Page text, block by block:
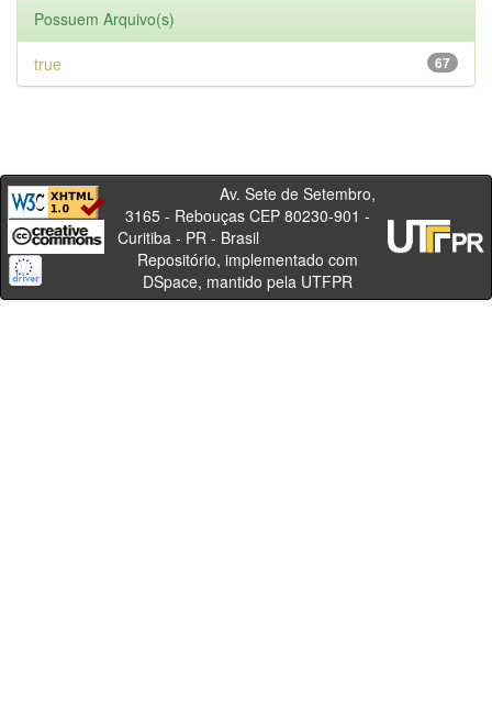
Possuem Arquivo(s)
67
true
Av. Sete de Setembro,
3165 - Rebouças CEP 80230-901 -
Curitiba - PR - Brasil
Repositório, implementado com
DSpace, mantido pela UTFPR